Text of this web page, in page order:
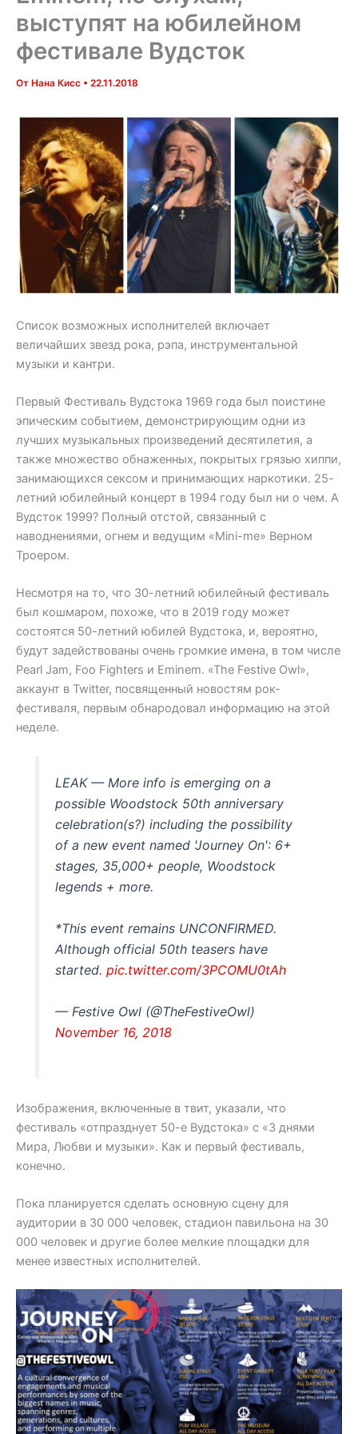
выступят на юбилейном
фестивале Вудсток
От Нана Кисс • 22.11.2018
Список возможных исполнителей включает
величайших звезд рока, рэпа, инструментальной
музыки и кантри.
Первый Фестиваль Вудстока 1969 года был поистине
эпическим событием, демонстрирующим одни из
лучших музыкальных произведений десятилетия, а
также множество обнаженных, покрытых грязью хиппи,
занимающихся сексом и принимающих наркотики. 25-
летний юбилейный концерт в 1994 году был ни о чем. А
Вудсток 1999? Полный отстой, связанный с
наводнениями, огнем и ведущим «Mini-me» Верном
Троером.
Несмотря на то, что 30-летний юбилейный фестиваль
был кошмаром, похоже, что в 2019 году может
состоятся 50-летний юбилей Вудстока, и, вероятно,
будут задействованы очень громкие имена, в том числе
Pearl Jam, Foo Fighters и Eminem. «The Festive Owl»,
аккаунт в Twitter, посвященный новостям рок-
фестиваля, первым обнародовал информацию на этой
неделе.
LEAK — More info is emerging on a
possible Woodstock 50th anniversary
celebration(s?) including the possibility
of a new event named 'Journey On': 6+
stages, 35,000+ people, Woodstock
legends + more.
*This event remains UNCONFIRMED.
Although official 50th teasers have
started.pic.twitter.com/3PCOMU0tAh
— Festive Owl (@TheFestiveOwl)
November 16, 2018
Изображения, включенные в твит, указали, что
фестиваль «отпразднует 50-е Вудстока» с «3 днями
Мира, Любви и музыки». Как и первый фестиваль,
конечно.
Пока планируется сделать основную сцену для
аудитории в 30 000 человек, стадион павильона на 30
000 человек и другие более мелкие площадки для
менее известных исполнителей.